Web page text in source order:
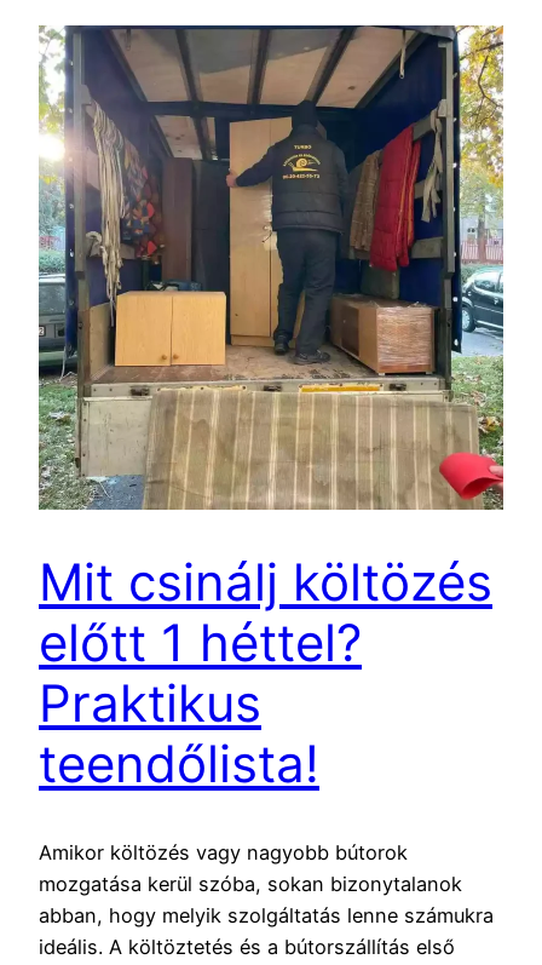
Mit csinálj költözés
előtt 1 héttel?
Praktikus
teendőlista!
Amikor költözés vagy nagyobb bútorok
mozgatása kerül szóba, sokan bizonytalanok
abban, hogy melyik szolgáltatás lenne számukra
ideális. A költöztetés és a bútorszállítás első